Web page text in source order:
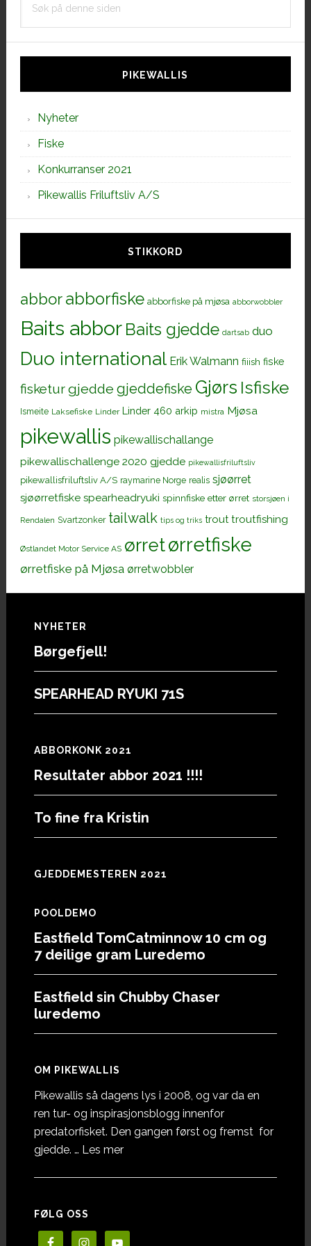
PIKEWALLIS
Nyheter
Fiske
Konkurranser 2021
Pikewallis Friluftsliv A/S
STIKKORD
abborabborfiske abborfiske på mjøsa abborwobbler
Baits abbor Baits gjedde dartsab duo
Duo international Erik Walmann fiiish fiske
fisketurgjedde gjeddefiske Gjørs Isfiske
Ismeite Laksefiske Linder Linder 460 arkip mistra Mjøsa
pikewallis pikewallischallange
pikewallischallenge 2020 gjedde pikewallisfriluftsliv
pikewallisfriluftsliv A/S raymarine Norge realis sjøørret
sjøørretfiske spearheadryuki spinnfiske etter ørret storsjøen i
Rendalen Svartzonker tailwalk tips og triks trout troutfishing
Østlandet Motor Service AS ørretørretfiske
ørretfiske på Mjøsa ørretwobbler
Footer
NYHETER
Børgefjell!
SPEARHEAD RYUKI 71S
ABBORKONK 2021
Resultater abbor 2021 !!!!
To fine fra Kristin
GJEDDEMESTEREN 2021
POOLDEMO
Eastfield TomCatminnow 10 cm og
7 deilige gram Luredemo
Eastfield sin Chubby Chaser
luredemo
OM PIKEWALLIS
Pikewallis så dagens lys i 2008, og var da en
ren tur- og inspirasjonsblogg innenfor
predatorfisket. Den gangen først og fremst for
gjedde. … Les meromOm
FØLG OSS